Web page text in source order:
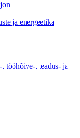
ja energeetika
tööhõive-, teadus- ja